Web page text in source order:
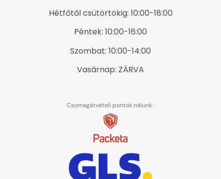
Hétfőtől csütörtökig: 10:00-18:00
Péntek: 10:00-16:00
Szombat: 10:00-14:00
Vasárnap: ZÁRVA
Csomagátvételi pontok nálunk :